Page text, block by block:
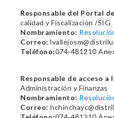
Responsable del Portal
calidad y Fiscalización /SIG
Nombramiento:
Correo:
Teléfono:074-481210
Responsable de acceso a
Administración y Finanzas
Nombramiento:
Correo: